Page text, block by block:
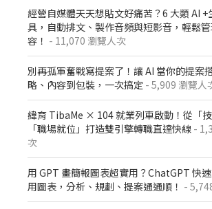
經營自媒體天天想貼文好痛苦？6 大類 AI +
具，自動排文、製作音頻與短影音，輕鬆
容！ - 11,070 瀏覽人次
別再孤軍奮戰寫提案了！讓 AI 當你的提案
略、內容到包裝，一次搞定 - 5,909 瀏覽人
緯育 TibaMe × 104 就業列車啟動！從「
「職場就位」打造雙引擎轉職直達快線 -
次
用 GPT 畫簡報圖表超實用？ChatGPT 快
用圖表，分析、規劃、提案通通順！ -